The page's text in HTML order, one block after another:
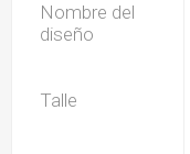
Nombre del
diseño
Talle